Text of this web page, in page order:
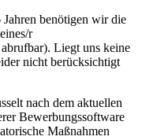
benötigen wir die
r
Liegt uns keine
nicht berücksichtigt
nach dem aktuellen
Bewerbungssoftware
Maßnahmen